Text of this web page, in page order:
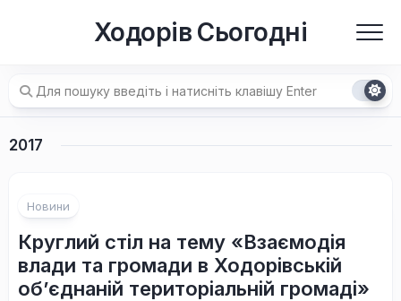
Ходорів Сьогодні
2017
Новини
Круглий стіл на тему «Взаємодія
влади та громади в Ходорівській
об’єднаній територіальній громаді»